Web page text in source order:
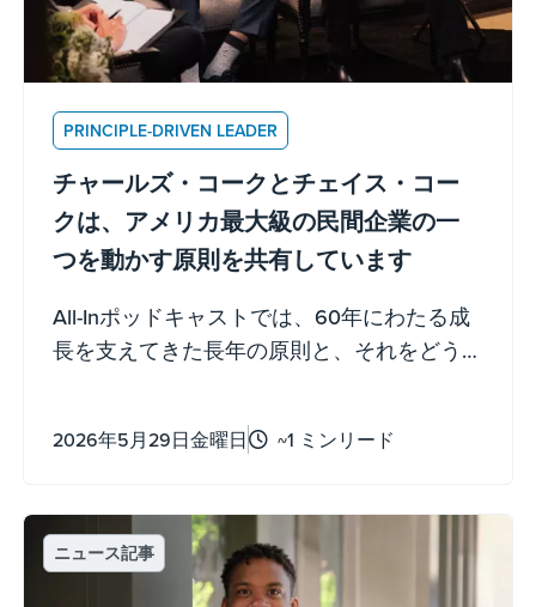
PRINCIPLE-DRIVEN LEADER
チャールズ・コークとチェイス・コー
クは、アメリカ最大級の民間企業の一
つを動かす原則を共有しています
All-Inポッドキャストでは、60年にわたる成
長を支えてきた長年の原則と、それをどう
2026年5月29日金曜日 ~1 ミンリード
ニュース記事